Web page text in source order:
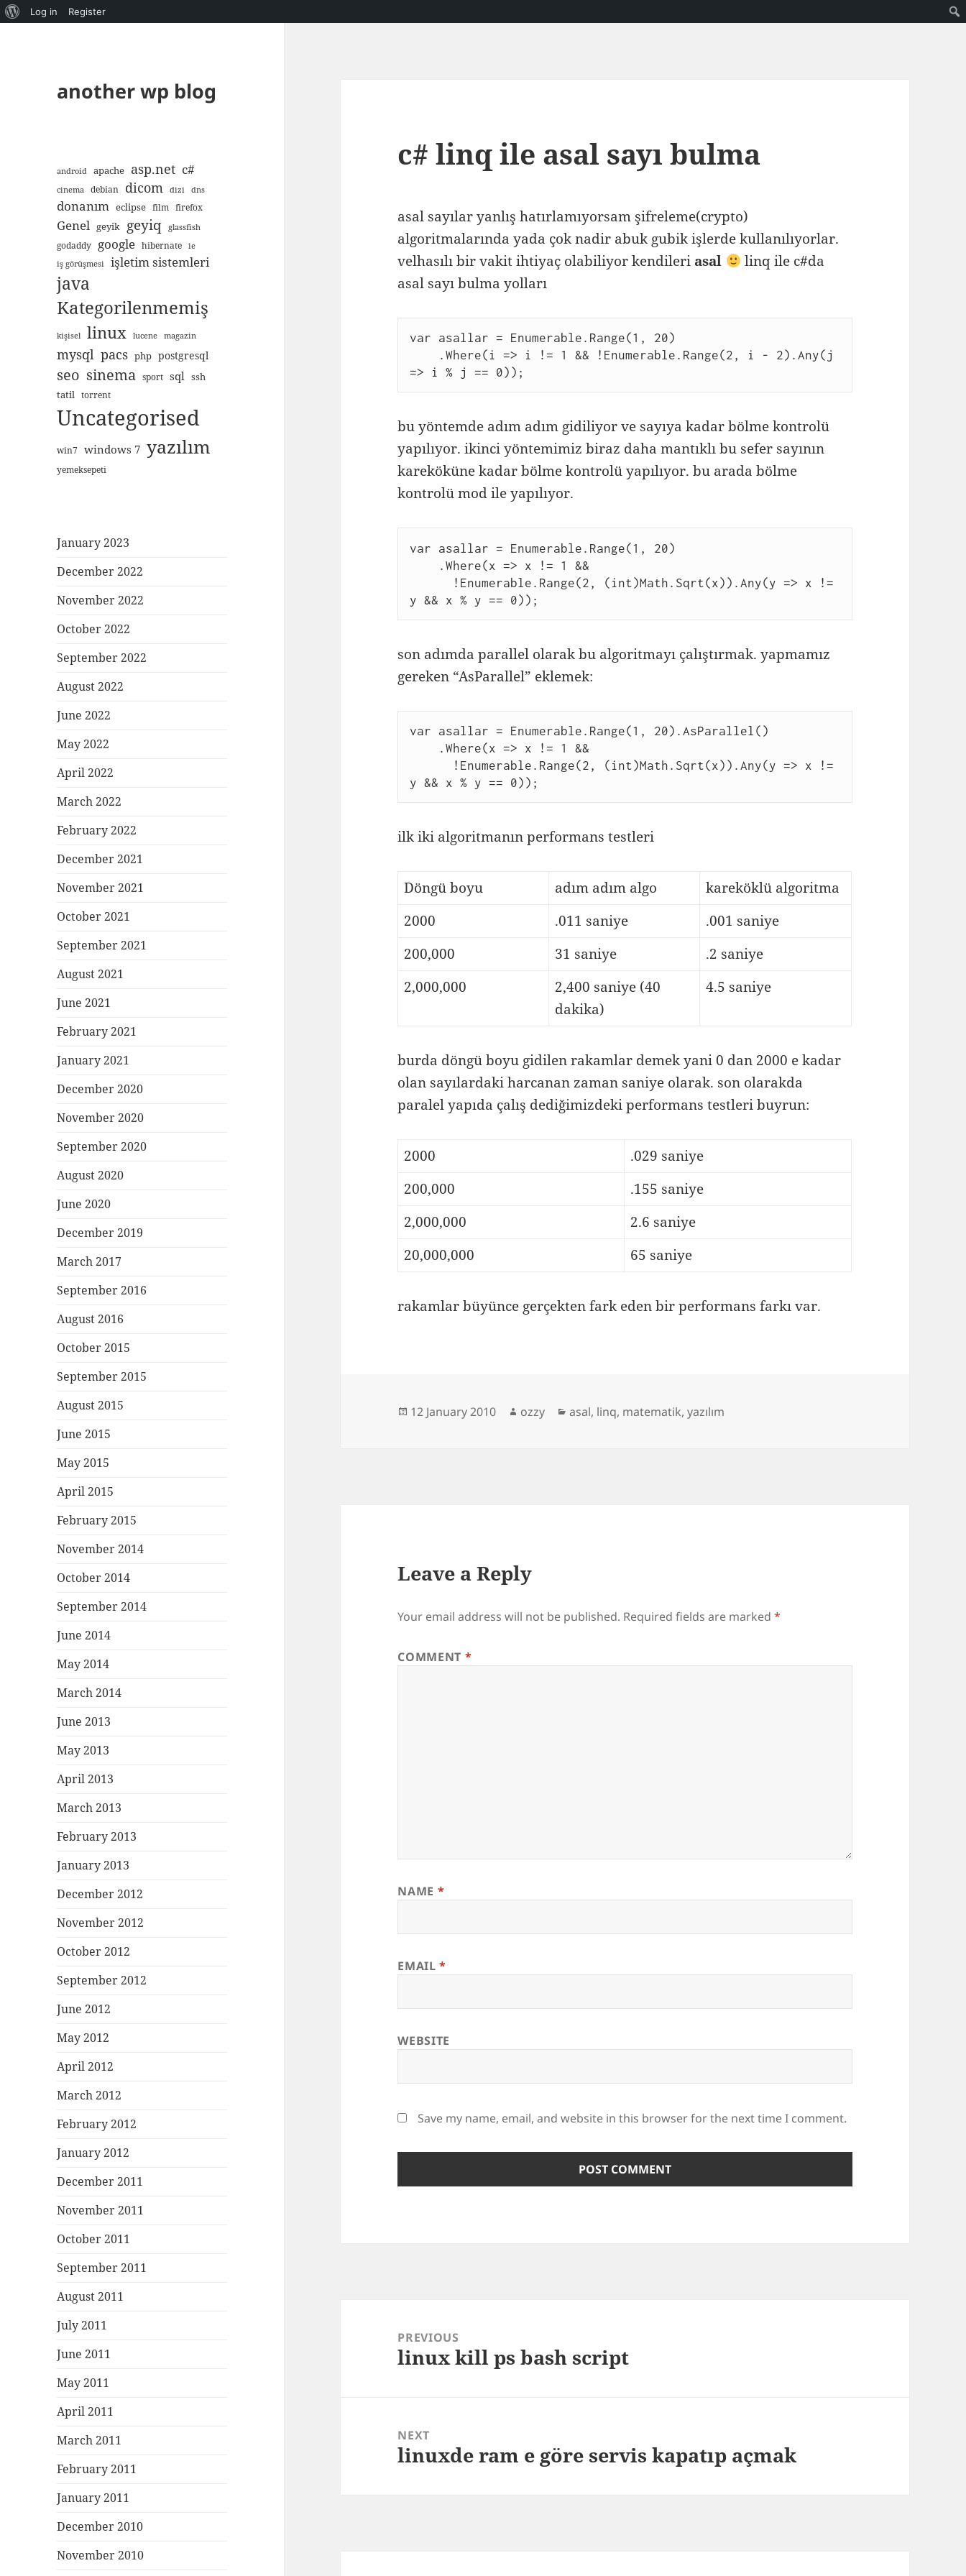
About
Log in Register
another wp blog
android apache asp.net c#
cinema debian dicom dizi dns
donanım eclipse film firefox
Genel geyik geyiq glassfish
godaddy google hibernate
ie
iş görüşmesi
işletim sistemleri
java
Kategorilenmemiş
kişisel linux lucene magazin
mysql pacs php postgresql
seo sinema sport sql ssh
tatil torrent
Uncategorised
win7 windows 7 yazılım
yemeksepeti
January 2023
December 2022
November 2022
October 2022
September 2022
August 2022
June 2022
May 2022
April 2022
March 2022
February 2022
December 2021
November 2021
October 2021
September 2021
August 2021
June 2021
February 2021
January 2021
December 2020
November 2020
September 2020
August 2020
June 2020
December 2019
March 2017
September 2016
August 2016
October 2015
September 2015
August 2015
June 2015
May 2015
April 2015
February 2015
November 2014
October 2014
September 2014
June 2014
May 2014
March 2014
June 2013
May 2013
April 2013
March 2013
February 2013
January 2013
December 2012
November 2012
October 2012
September 2012
June 2012
May 2012
April 2012
March 2012
February 2012
January 2012
December 2011
November 2011
October 2011
September 2011
August 2011
July 2011
June 2011
May 2011
April 2011
March 2011
February 2011
January 2011
December 2010
November 2010
c# linq ile asal sayı bulma
asal sayılar yanlış hatırlamıyorsam şifreleme(crypto)
algoritmalarında yada çok nadir abuk gubik işlerde kullanılıyorlar.
velhasılı bir vakit ihtiyaç olabiliyor kendileri asal
linq ile c#da
asal sayı bulma yolları
var asallar = Enumerable.Range(1, 20)
=> i % j == 0));
bu yöntemde adım adım gidiliyor ve sayıya kadar bölme kontrolü
yapılıyor. ikinci yöntemimiz biraz daha mantıklı bu sefer sayının
kareköküne kadar bölme kontrolü yapılıyor. bu arada bölme
kontrolü mod ile yapılıyor.
var asallar = Enumerable.Range(1, 20)
    .Where(x => x != 1 &&
y && x % y == 0));
son adımda parallel olarak bu algoritmayı çalıştırmak. yapmamız
gereken “AsParallel” eklemek:
var asallar = Enumerable.Range(1, 20).AsParallel()
    .Where(x => x != 1 &&
y && x % y == 0));
ilk iki algoritmanın performans testleri
Döngü boyu adım adım algo
kareköklü algoritma
2000
.011 saniye
.001 saniye
200,000
31 saniye
.2 saniye
2,000,000
2,400 saniye (40
dakika)
4.5 saniye
burda döngü boyu gidilen rakamlar demek yani 0 dan 2000 e kadar
olan sayılardaki harcanan zaman saniye olarak. son olarakda
paralel yapıda çalış dediğimizdeki performans testleri buyrun:
2000
.029 saniye
200,000
.155 saniye
2,000,000
2.6 saniye
20,000,000
65 saniye
rakamlar büyünce gerçekten fark eden bir performans farkı var.
Posted
12 January 2010 Author
ozzy Categories
asal, linq, matematik,yazılım
Leave a Reply
Your email address will not be published. Required fields are marked*
COMMENT *
NAME *
EMAIL*
WEBSITE
Save my name, email, and website in this browser for the next time I comment.
navigationPREVIOUS
Previous
linux kill ps bash script
NEXT
Next
linuxde ram e göre servis kapatıp açmak